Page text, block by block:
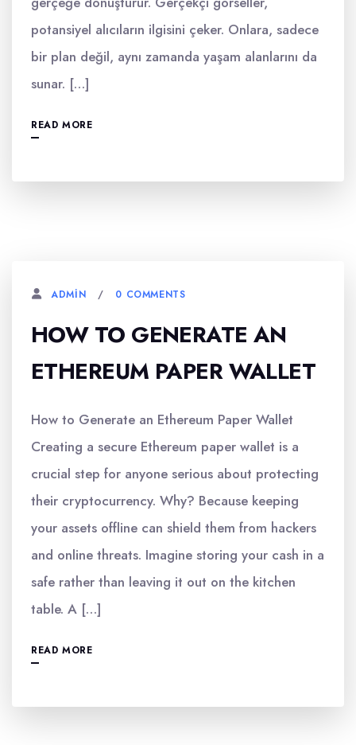
potansiyel alıcıların ilgisini çeker. Onlara, sadece
bir plan değil, aynı zamanda yaşam alanlarını da
sunar. […]
READ MORE
ADMIN 0 COMMENTS
HOW TO GENERATE AN
ETHEREUM PAPER WALLET
How to Generate an Ethereum Paper Wallet
Creating a secure Ethereum paper wallet is a
crucial step for anyone serious about protecting
their cryptocurrency. Why? Because keeping
your assets offline can shield them from hackers
and online threats. Imagine storing your cash in a
safe rather than leaving it out on the kitchen
table. A […]
READ MORE